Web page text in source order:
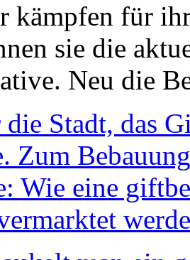
kämpfen für
sie die
Neu die
Stadt, das
Zum
Wie eine